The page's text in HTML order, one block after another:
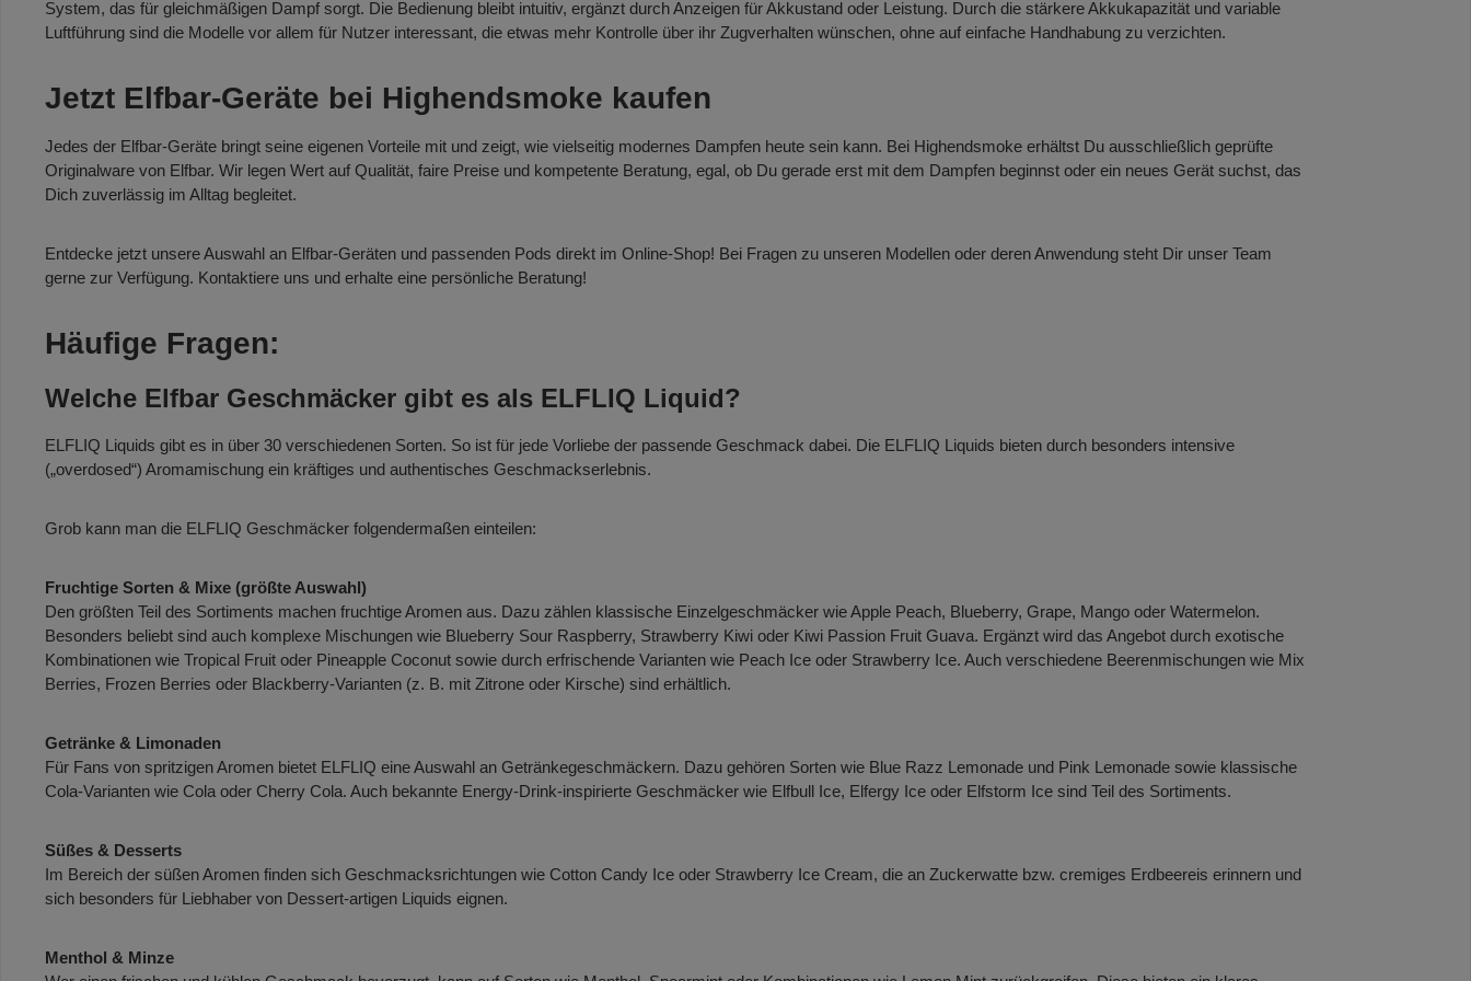
System, das für gleichmäßigen Dampf sorgt. Die Bedienung bleibt intuitiv, ergänzt durch Anzeigen für Akkustand oder Leistung. Durch die stärkere Akkukapazität und variable
Luftführung sind die Modelle vor allem für Nutzer interessant, die etwas mehr Kontrolle über ihr Zugverhalten wünschen, ohne auf einfache Handhabung zu verzichten.
Jetzt Elfbar-Geräte bei Highendsmoke kaufen
Jedes der Elfbar-Geräte bringt seine eigenen Vorteile mit und zeigt, wie vielseitig modernes Dampfen heute sein kann. Bei Highendsmoke erhältst Du ausschließlich geprüfte
Originalware von Elfbar. Wir legen Wert auf Qualität, faire Preise und kompetente Beratung, egal, ob Du gerade erst mit dem Dampfen beginnst oder ein neues Gerät suchst, das
Dich zuverlässig im Alltag begleitet.
Entdecke jetzt unsere Auswahl an Elfbar-Geräten und passenden Pods direkt im Online-Shop! Bei Fragen zu unseren Modellen oder deren Anwendung steht Dir unser Team
gerne zur Verfügung. Kontaktiere uns und erhalte eine persönliche Beratung!
Häufige Fragen:
Welche Elfbar Geschmäcker gibt es als ELFLIQ Liquid?
ELFLIQ Liquids gibt es in über 30 verschiedenen Sorten. So ist für jede Vorliebe der passende Geschmack dabei. Die ELFLIQ Liquids bieten durch besonders intensive
(„overdosed“) Aromamischung ein kräftiges und authentisches Geschmackserlebnis.
Grob kann man die ELFLIQ Geschmäcker folgendermaßen einteilen:
Fruchtige Sorten & Mixe (größte Auswahl)
Den größten Teil des Sortiments machen fruchtige Aromen aus. Dazu zählen klassische Einzelgeschmäcker wie Apple Peach, Blueberry, Grape, Mango oder Watermelon.
Besonders beliebt sind auch komplexe Mischungen wie Blueberry Sour Raspberry, Strawberry Kiwi oder Kiwi Passion Fruit Guava. Ergänzt wird das Angebot durch exotische
Kombinationen wie Tropical Fruit oder Pineapple Coconut sowie durch erfrischende Varianten wie Peach Ice oder Strawberry Ice. Auch verschiedene Beerenmischungen wie Mix
Berries, Frozen Berries oder Blackberry-Varianten (z. B. mit Zitrone oder Kirsche) sind erhältlich.
Getränke & Limonaden
Für Fans von spritzigen Aromen bietet ELFLIQ eine Auswahl an Getränkegeschmäckern. Dazu gehören Sorten wie Blue Razz Lemonade und Pink Lemonade sowie klassische
Cola-Varianten wie Cola oder Cherry Cola. Auch bekannte Energy-Drink-inspirierte Geschmäcker wie Elfbull Ice, Elfergy Ice oder Elfstorm Ice sind Teil des Sortiments.
Süßes & Desserts
Im Bereich der süßen Aromen finden sich Geschmacksrichtungen wie Cotton Candy Ice oder Strawberry Ice Cream, die an Zuckerwatte bzw. cremiges Erdbeereis erinnern und
sich besonders für Liebhaber von Dessert-artigen Liquids eignen.
Menthol & Minze